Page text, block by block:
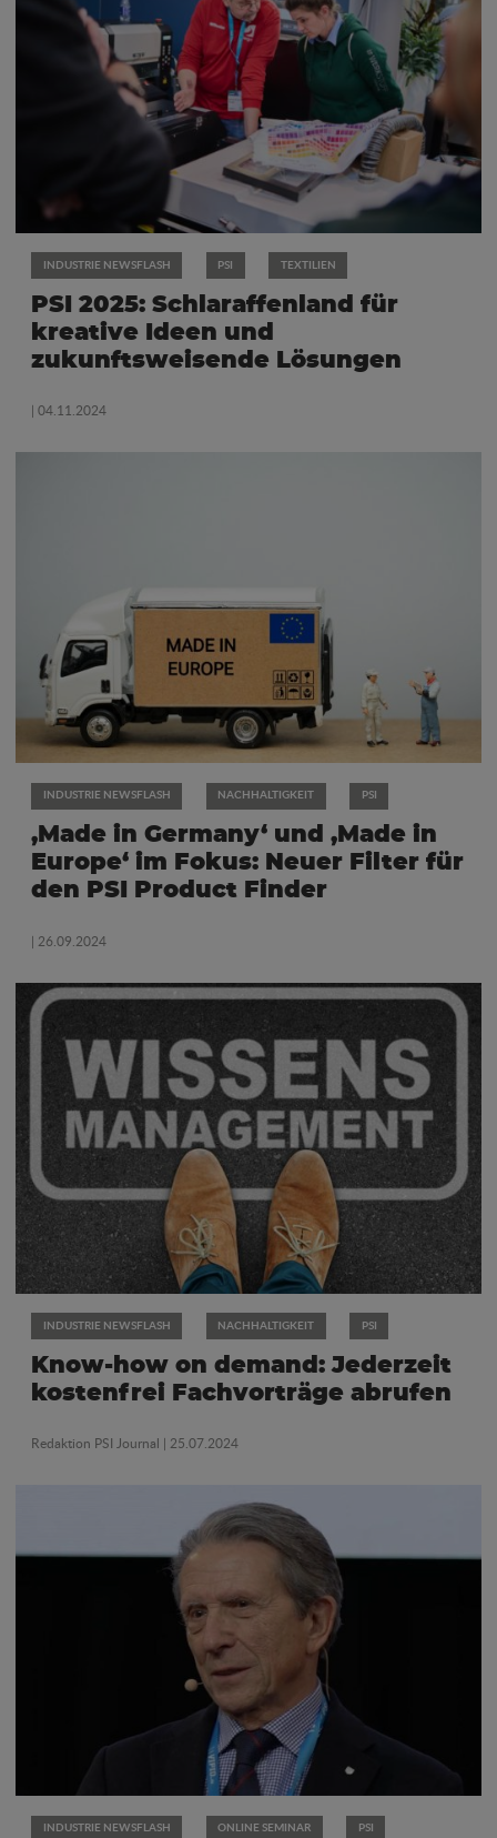
INDUSTRIE NEWSFLASH PSI TEXTILIEN
PSI 2025: Schlaraffenland für
kreative Ideen und
zukunftsweisende Lösungen
| 04.11.2024
INDUSTRIE NEWSFLASH NACHHALTIGKEIT PSI
‚Made in Germany‘ und ‚Made in
Europe‘ im Fokus: Neuer Filter für
den PSI Product Finder
| 26.09.2024
INDUSTRIE NEWSFLASH NACHHALTIGKEIT PSI
Know-how on demand: Jederzeit
kostenfrei Fachvorträge abrufen
Redaktion PSI Journal | 25.07.2024
INDUSTRIE NEWSFLASH ONLINE SEMINAR PSI